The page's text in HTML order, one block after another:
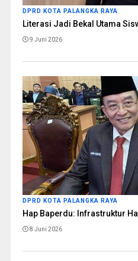
DPRD KOTA PALANGKA RAYA
Literasi Jadi Bekal Utama
9 Juni 2026
DPRD KOTA PALANGKA RAYA
Hap Baperdu: Infrastruktur
8 Juni 2026